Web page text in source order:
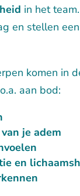
in het
en stellen
komen in
aan bod:
je adem
en